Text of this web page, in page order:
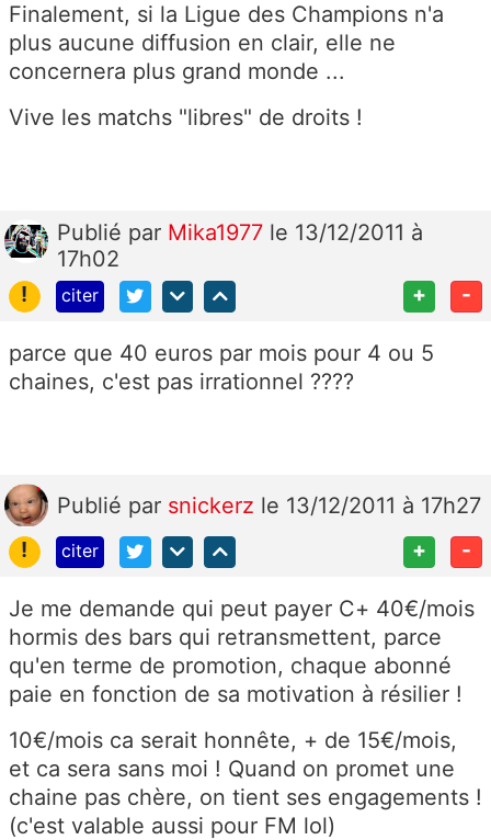
Finalement, si la Ligue des Champions n'a
plus aucune diffusion en clair, elle ne
concernera plus grand monde ...
Vive les matchs "libres" de droits !
Publié par Mika1977 le 13/12/2011 à
17h02
!
citer + -
parce que 40 euros par mois pour 4 ou 5
chaines, c'est pas irrationnel ????
Publié par snickerz le 13/12/2011 à 17h27
!
citer + -
Je me demande qui peut payer C+ 40€/mois
hormis des bars qui retransmettent, parce
qu'en terme de promotion, chaque abonné
paie en fonction de sa motivation à résilier !
10€/mois ca serait honnête, + de 15€/mois,
et ca sera sans moi ! Quand on promet une
chaine pas chère, on tient ses engagements !
(c'est valable aussi pour FM lol)